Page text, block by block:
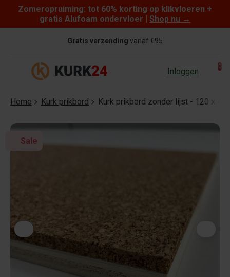
Skip to content
Zomeropruiming: tot 60% korting op klikvloeren +
gratis Alufoam ondervloer | Shop nu →
Gratis verzending vanaf €95
Inloggen 0
Home Kurk prikbord Kurk prikbord zonder lijst - 120 x
Sale